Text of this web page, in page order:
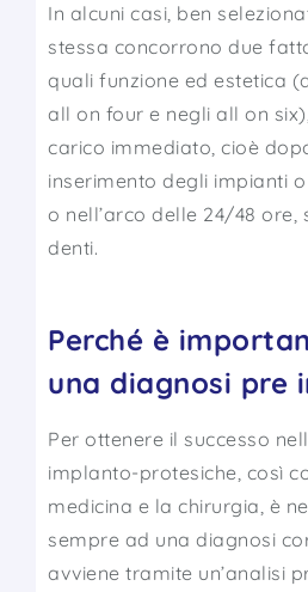
In alcuni casi, ben
stessa concorrono due
quali funzione ed estetica
all on four e negli all on
carico immediato, cioè
inserimento degli impianti
o nell’arco delle 24/48 ore,
denti.
Perché è
una diagnosi pre
Per ottenere il successo
implanto-protesiche, così
medicina e la chirurgia, è
sempre ad una diagnosi
avviene tramite un’analisi